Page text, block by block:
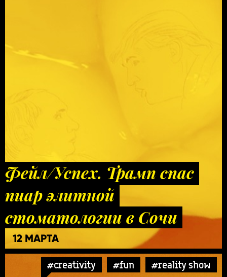
Фейл/Успех. Трамп спас
пиар элитной
стоматологии в Сочи
12 МАРТА
#creativity #fun
#reality show